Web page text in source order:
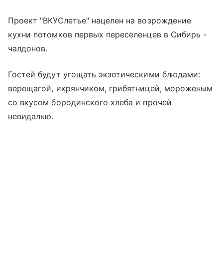
Проект "ВКУСлетье" нацелен на возрождение
кухни потомков первых переселенцев в Сибирь -
чалдонов.
Гостей будут угощать экзотическими блюдами:
верещагой, икрянчиком, грибятницей, мороженым
со вкусом бородинского хлеба и прочей
невидалью.